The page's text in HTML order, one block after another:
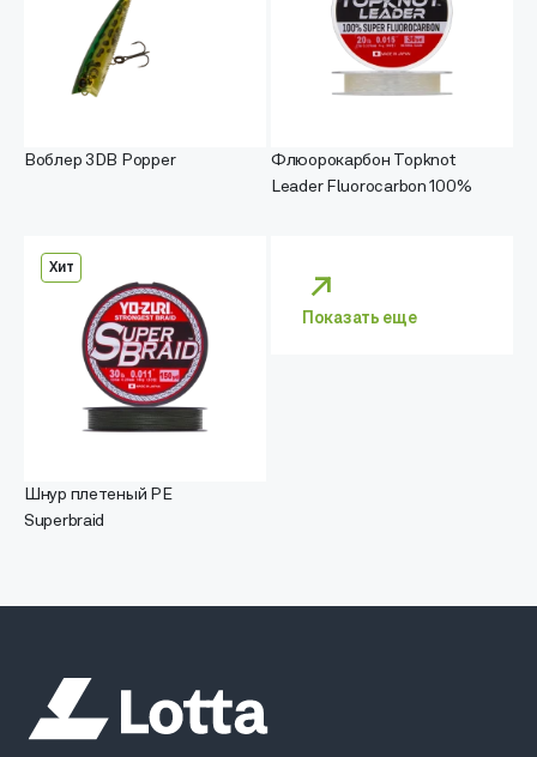
Воблер 3DB Popper
Флюорокарбон Topknot
Leader Fluorocarbon 100%
Хит
Шнур плетеный PE
Superbraid
Показать еще